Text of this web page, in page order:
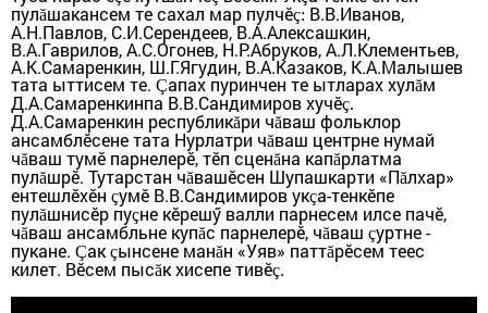
пулăшакансем те сахал мар пулчӗç: В.В.Иванов,
А.Н.Павлов, С.И.Серендеев, В.А.Алексашкин,
В.А.Гаврилов, А.С.Огонев, Н.Р.Абруков, А.Л.Клементьев,
А.К.Самаренкин, Ш.Г.Ягудин, В.А.Казаков, К.А.Малышев
тата ыттисем те. Çапах пуринчен те ытларах хулăм
Д.А.Самаренкинпа В.В.Сандимиров хучӗç.
Д.А.Самаренкин республикăри чăваш фольклор
ансамблӗсене тата Нурлатри чăваш центрне нумай
чăваш тумӗ парнелерӗ, тӗп сценăна капăрлатма
пулăшрӗ. Тутарстан чăвашӗсен Шупашкарти «Пăлхар»
ентешлӗхӗн çумӗ В.В.Сандимиров укçа-тенкӗпе
пулăшнисӗр пуçне кӗрешӳ валли парнесем илсе пачӗ,
чăваш ансамбльне купăс парнелерӗ, чăваш çуртне -
пукане. Çак çынсене манăн «Уяв» паттăрӗсем теес
килет. Вӗсем пысăк хисепе тивӗç.